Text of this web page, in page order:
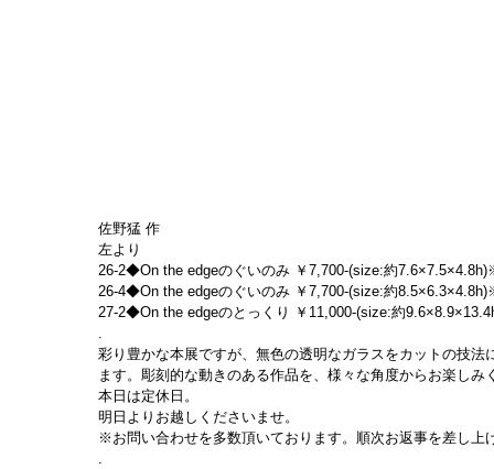
佐野猛 作
左より
26-2◆On the edgeのぐいのみ ￥7,700-(size:約
26-4◆On the edgeのぐいのみ ￥7,700-(size:約
27-2◆On the edgeのとっくり ￥11,000-(size:約
.
彩り豊かな本展ですが、無色の透明なガラスをカットの技
ます。彫刻的な動きのある作品を、様々な角度からお楽しみ
本日は定休日。
明日よりお越しくださいませ。
※お問い合わせを多数頂いております。順次お返事を差し
.